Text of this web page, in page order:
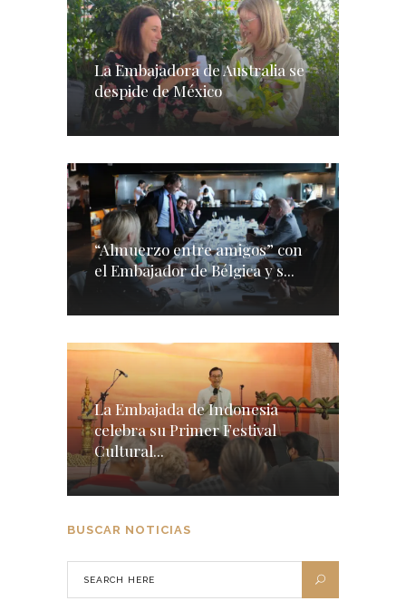
La Embajadora de Australia se
despide de México
“Almuerzo entre amigos” con
el Embajador de Bélgica y s...
La Embajada de Indonesia
celebra su Primer Festival
Cultural...
BUSCAR NOTICIAS